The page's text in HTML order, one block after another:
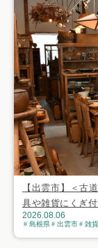
【出雲市】＜古
具や雑貨にくぎ
2026.08.06
島根県 出雲市 雑貨